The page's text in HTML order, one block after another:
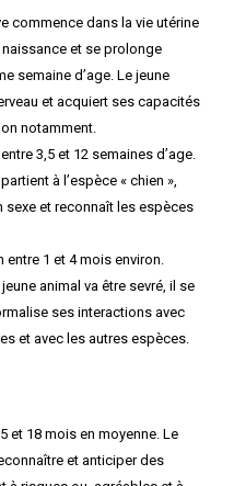
commence dans la vie utérine
et se prolonge
semaine d’age. Le jeune
et acquiert ses capacités
notamment.
3,5 et 12 semaines d’age.
à l’espèce « chien »,
et reconnaît les espèces
1 et 4 mois environ.
animal va être sevré, il se
ses interactions avec
et avec les autres espèces.
et 18 mois en moyenne. Le
et anticiper des